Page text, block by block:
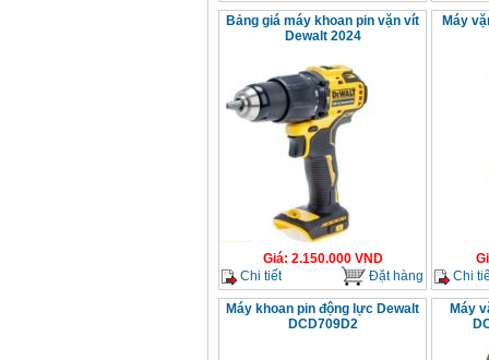
Bảng giá máy khoan pin vặn vít
Dewalt 2024
Giá: 2.150.000VND
Chi tiết
Đặt hàng
Máy
Chi
Máy khoan pin động lực Dewalt
DCD709D2
Máy